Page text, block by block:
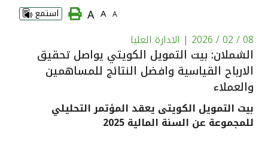
الاستثمار
القنوات المصرفية
أدوات وخدمات
A
A
A استمع
08 / 02 / 2026 | الادارة العليا
الشملان: بيت التمويل الكويتي يواصل تحقيق
الارباح القياسية وافضل النتائج للمساهمين
والعملاء
بيت التمويل الكويتى يعقد المؤتمر التحليلي
للمجموعة عن السنة المالية 2025